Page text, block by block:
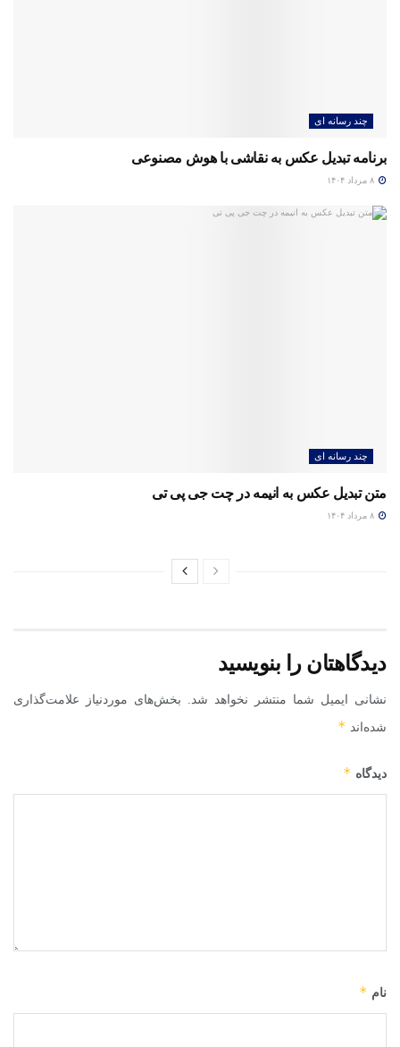
چند رسانه ای
برنامه تبدیل عکس به نقاشی با هوش مصنوعی
چند رسانه ای
متن تبدیل عکس به انیمه در چت جی پی تی
دیدگاهتان را بنویسید
نشانی ایمیل شما منتشر نخواهد شد. بخش‌های موردنیاز علامت‌گذاری
شده‌اند *
دیدگاه *
نام *